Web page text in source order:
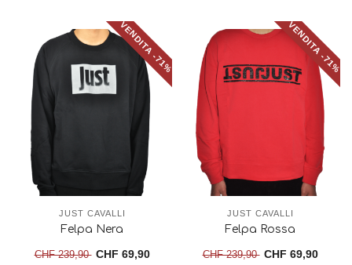
VENDITA -71%
JUST CAVALLI
Felpa Nera
CHF 239,90 CHF 69,90
VENDITA -71%
JUST CAVALLI
Felpa Rossa
CHF 239,90 CHF 69,90